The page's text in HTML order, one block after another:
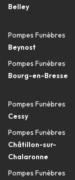
Belley
Pompes Funèbres
Beynost
Pompes Funèbres
Bourg-en-Bresse
Pompes Funèbres
Cessy
Pompes Funèbres
Châtillon-sur-
Chalaronne
Pompes Funèbres